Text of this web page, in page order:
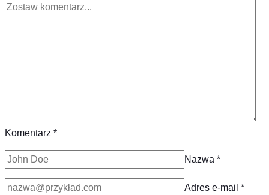
Komentarz *
Nazwa *
Adres e-mail *